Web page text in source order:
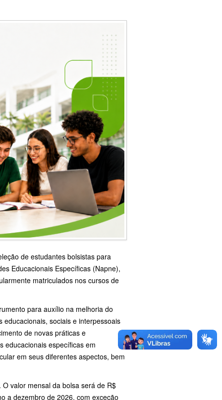
de estudantes bolsistas para
Educacionais Específicas (Napne),
matriculados nos cursos de
para auxílio na melhoria do
sociais e interpessoais
de novas práticas e
educacionais específicas em
em seus diferentes aspectos, bem
valor mensal da bolsa será de R$
a dezembro de 2026, com exceção